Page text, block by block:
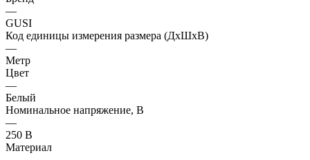
—
GUSI
Код единицы измерения размера (ДхШхВ)
—
Метр
Цвет
—
Белый
Номинальное напряжение, В
—
250 В
Материал